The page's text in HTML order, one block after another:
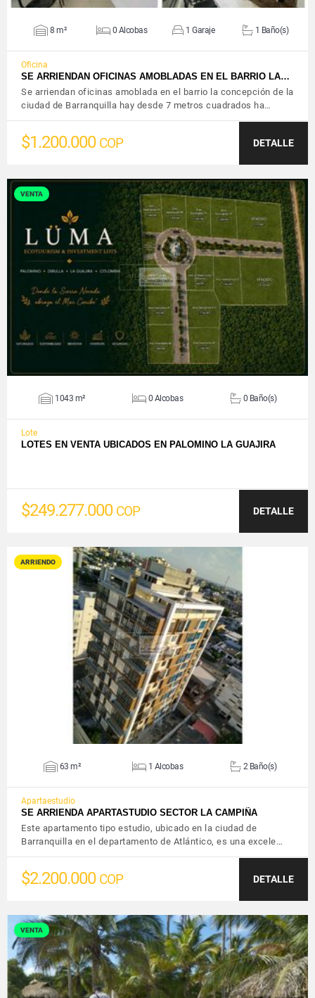
8 m² 0 Alcobas 1 Garaje 1 Baño(s)
Oficina
SE ARRIENDAN OFICINAS AMOBLADAS EN EL BARRIO LA…
Se arriendan oficinas amoblada en el barrio la concepción de la
ciudad de Barranquilla hay desde 7 metros cuadrados ha…
$1.200.000 COP DETALLE
VENTA
VER DETALLES
1043 m² 0 Alcobas 0 Baño(s)
Lote
LOTES EN VENTA UBICADOS EN PALOMINO LA GUAJIRA
$249.277.000 COP DETALLE
ARRIENDO
VER DETALLES
63 m² 1 Alcobas 2 Baño(s)
Apartaestudio
SE ARRIENDA APARTASTUDIO SECTOR LA CAMPIÑA
Este apartamento tipo estudio, ubicado en la ciudad de
Barranquilla en el departamento de Atlántico, es una excele…
$2.200.000 COP DETALLE
VENTA